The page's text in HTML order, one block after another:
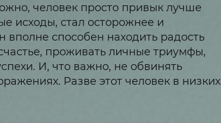
человек просто привык лучше
исходы, стал осторожнее и
вполне способен находить радость
проживать личные триумфы,
И, что важно, не обвинять
Разве этот человек в низких